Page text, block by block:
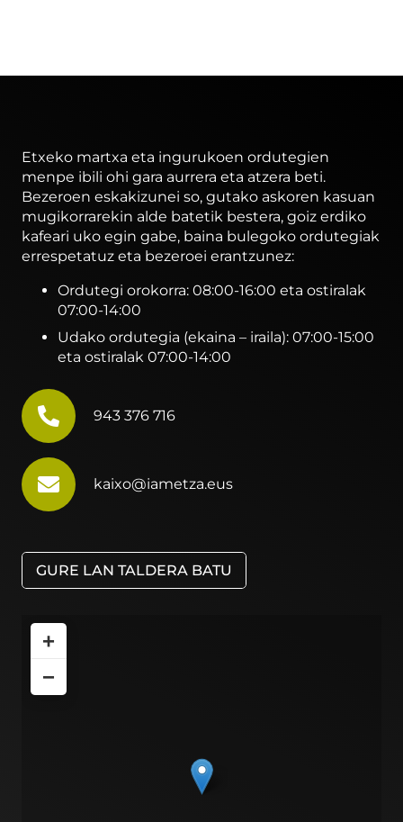
Etxeko martxa eta ingurukoen ordutegien
menpe ibili ohi gara aurrera eta atzera beti.
Bezeroen eskakizunei so, gutako askoren kasuan
mugikorrarekin alde batetik bestera, goiz erdiko
kafeari uko egin gabe, baina bulegoko ordutegiak
errespetatuz eta bezeroei erantzunez:
Ordutegi orokorra: 08:00-16:00 eta ostiralak
07:00-14:00
Udako ordutegia (ekaina – iraila): 07:00-15:00
eta ostiralak 07:00-14:00
943 376 716
kaixo@iametza.eus
GURE LAN TALDERA BATU
+
−